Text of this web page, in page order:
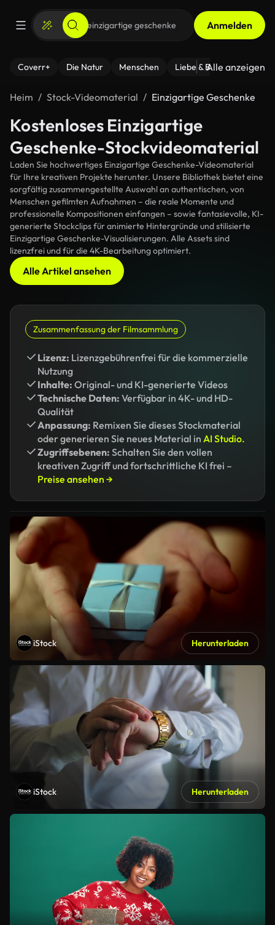
Anmelden
Coverr+ Die Natur Menschen Liebe & Beziehungen
Alle anzeigen
Heim Stock-Videomaterial Einzigartige Geschenke
Kostenloses Einzigartige
Geschenke-Stockvideomaterial
Laden Sie hochwertiges Einzigartige Geschenke-Videomaterial
für Ihre kreativen Projekte herunter. Unsere Bibliothek bietet eine
sorgfältig zusammengestellte Auswahl an authentischen, von
Menschen gefilmten Aufnahmen – die reale Momente und
professionelle Kompositionen einfangen – sowie fantasievolle, KI-
generierte Stockclips für animierte Hintergründe und stilisierte
Einzigartige Geschenke-Visualisierungen. Alle Assets sind
lizenzfrei und für die 4K-Bearbeitung optimiert.
Alle Artikel ansehen
Zusammenfassung der Filmsammlung
Lizenz: Lizenzgebührenfrei für die kommerzielle
Nutzung
Inhalte: Original- und KI-generierte Videos
Technische Daten: Verfügbar in 4K- und HD-
Qualität
Anpassung: Remixen Sie dieses Stockmaterial
oder generieren Sie neues Material in AI Studio.
Zugriffsebenen: Schalten Sie den vollen
kreativen Zugriff und fortschrittliche KI frei –
Preise ansehen →
iStock Herunterladen
iStock Herunterladen